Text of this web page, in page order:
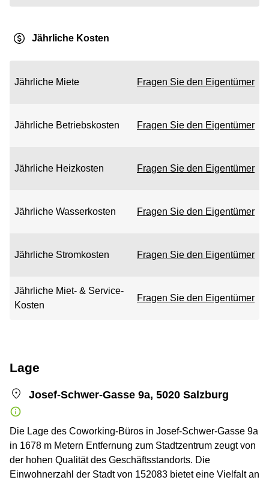
Jährliche Kosten
Jährliche Miete Fragen Sie den Eigentümer
Jährliche Betriebskosten Fragen Sie den Eigentümer
Jährliche Heizkosten Fragen Sie den Eigentümer
Jährliche Wasserkosten Fragen Sie den Eigentümer
Jährliche Stromkosten Fragen Sie den Eigentümer
Jährliche Miet- & Service-
Kosten
Fragen Sie den Eigentümer
Lage
Josef-Schwer-Gasse 9a, 5020 Salzburg
Die Lage des Coworking-Büros in Josef-Schwer-Gasse 9a
in 1678 m Metern Entfernung zum Stadtzentrum zeugt von
der hohen Qualität des Geschäftsstandorts. Die
Einwohnerzahl der Stadt von 152083 bietet eine Vielfalt an